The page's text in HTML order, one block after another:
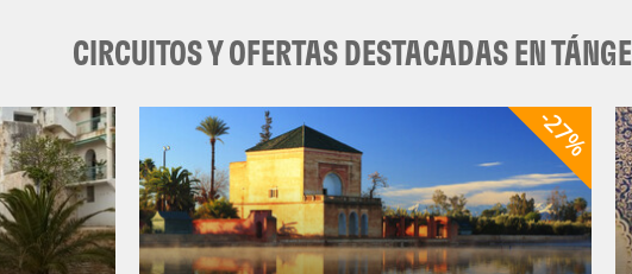
CIRCUITOS Y OFERTAS DESTACADAS EN
-27%